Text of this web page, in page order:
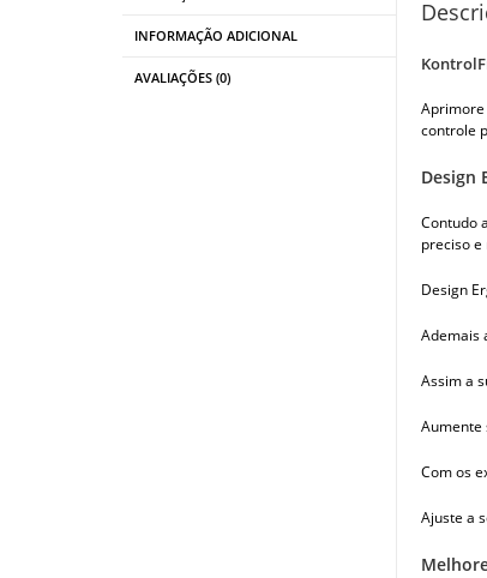
INFORMAÇÃO ADICIONAL
AVALIAÇÕES (0)
Aprimore
controle
Design
Contudo
preciso
Design
Ademais
Assim a
Aumente
Com os
Ajuste a